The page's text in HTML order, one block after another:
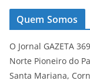
Quem Somos
O Jornal GAZETA
Norte Pioneiro do
Santa Mariana,